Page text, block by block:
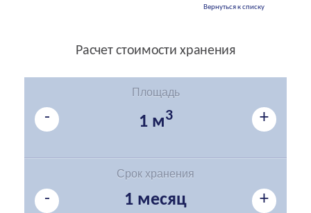
Вернуться к списку
Расчет стоимости хранения
Площадь
- 1 м3 +
Срок хранения
- 1 месяц +